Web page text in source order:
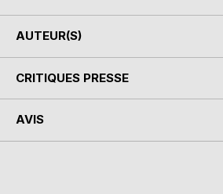
AUTEUR(S)
CRITIQUES PRESSE
AVIS